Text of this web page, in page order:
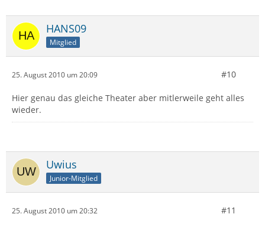
HANS09
Mitglied
25. August 2010 um 20:09 #10
Hier genau das gleiche Theater aber mitlerweile geht alles
wieder.
Uwius
Junior-Mitglied
25. August 2010 um 20:32 #11